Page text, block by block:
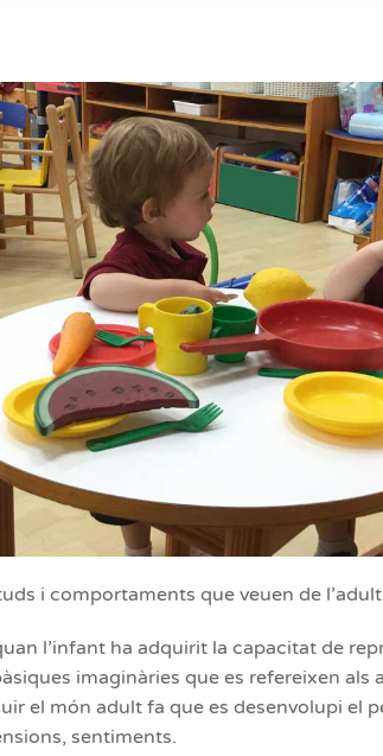
i comportaments que veuen de
l’infant ha adquirit la capacitat de
imaginàries que es refereixen als
el món adult fa que es desenvolupi el
sentiments.